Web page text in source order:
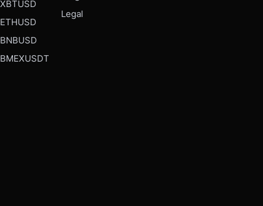
XBTUSD
ETHUSD
BNBUSD
BMEXUSDT
Legal